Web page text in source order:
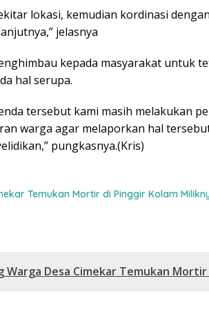
lokasi, kemudian kordinasi
jelasnya
kepada masyarakat untuk
hal serupa.
tersebut kami masih melakukan
warga agar melaporkan hal
pungkasnya.(Kris)
Temukan Mortir di Pinggir Kolam
Warga Desa Cimekar Temukan